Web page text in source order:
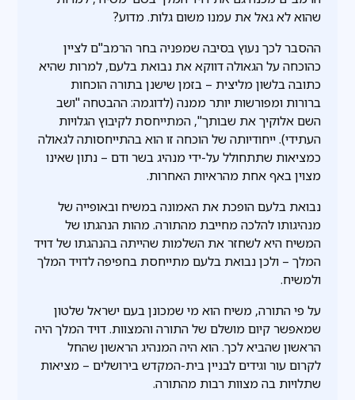
שהוא לא גאל את עמנו משום גלות. מדוע?
ההסבר לכך נעוץ בסיבה שמפניה בחר הרמב"ם לציין
כהוכחה על הגאולה דווקא את נבואת בלעם, למרות שהיא
כתובה בלשון מליצית – בזמן שישנן בתורה הוכחות
ברורות ומפורשות יותר ממנה (לדוגמה: ההבטחה "ושב
השם אלוקיך את שבותך", המתייחסת לקיבוץ הגלויות
העתידי). ייחודיותה של הוכחה זו הוא בהתייחסותה לגאולה
כמציאות שתתחולל על-ידי מנהיג בשר ודם – נתון שאינו
מצוין באף אחת מהראיות האחרות.
נבואת בלעם הופכת את האמונה במשיח ובאופייה של
מנהיגותו להלכה מחייבת מהתורה. מהות הנהגתו של
המשיח היא לשחזר את השלמות שהייתה בהנהגתו של דויד
המלך – ולכן נבואת בלעם מתייחסת בחפיפה לדויד המלך
ולמשיח.
על פי התורה, משיח הוא מי שמכונן בעם ישראל שלטון
שמאפשר קיום מושלם של התורה והמצוות. דויד המלך היה
הראשון שהביא לכך. הוא היה המנהיג הראשון שהחל
לקרום עור וגידים לבניין בית-המקדש בירושלים – מציאות
שתלויות בה מצוות רבות מהתורה.